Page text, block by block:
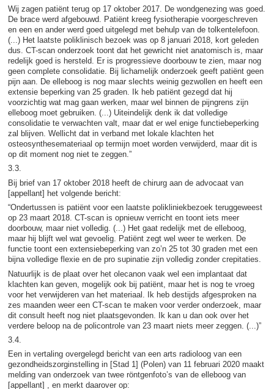
Wij zagen patiënt terug op 17 oktober 2017. De wondgenezing was goed.
De brace werd afgebouwd. Patiënt kreeg fysiotherapie voorgeschreven
en een en ander werd goed uitgelegd met behulp van de tolkentelefoon.
(...) Het laatste poliklinisch bezoek was op 8 januari 2018, kort geleden
dus. CT-scan onderzoek toont dat het gewricht niet anatomisch is, maar
redelijk goed is hersteld. Er is progressieve doorbouw te zien, maar nog
geen complete consolidatie. Bij lichamelijk onderzoek geeft patiënt geen
pijn aan. De elleboog is nog maar slechts weinig gezwollen en heeft een
extensie beperking van 25 graden. Ik heb patiënt gezegd dat hij
voorzichtig wat mag gaan werken, maar wel binnen de pijngrens zijn
elleboog moet gebruiken. (...) Uiteindelijk denk ik dat volledige
consolidatie te verwachten valt, maar dat er wel enige functiebeperking
zal blijven. Wellicht dat in verband met lokale klachten het
osteosynthesemateriaal op termijn moet worden verwijderd, maar dit is
op dit moment nog niet te zeggen.”
3.3.
Bij brief van 17 oktober 2018 heeft de chirurg aan de advocaat van
[appellant] het volgende bericht:
“Ondertussen is patiënt voor een laatste polikliniekbezoek teruggeweest
op 23 maart 2018. CT-scan is opnieuw verricht en toont iets meer
doorbouw, maar niet volledig. (...) Het gaat redelijk met de elleboog,
maar hij blijft wel wat gevoelig. Patiënt zegt wel weer te werken. De
functie toont een extensiebeperking van zo’n 25 tot 30 graden met een
bijna volledige flexie en de pro supinatie zijn volledig zonder crepitaties.
Natuurlijk is de plaat over het olecanon vaak wel een implantaat dat
klachten kan geven, mogelijk ook bij patiënt, maar het is nog te vroeg
voor het verwijderen van het materiaal. Ik heb destijds afgesproken na
zes maanden weer een CT-scan te maken voor verder onderzoek, maar
dit consult heeft nog niet plaatsgevonden. Ik kan u dan ook over het
verdere beloop na de policontrole van 23 maart niets meer zeggen. (...)”
3.4.
Een in vertaling overgelegd bericht van een arts radioloog van een
gezondheidszorginstelling in [Stad 1] (Polen) van 11 februari 2020 maakt
melding van onderzoek van twee röntgenfoto’s van de elleboog van
[appellant] , en merkt daarover op: